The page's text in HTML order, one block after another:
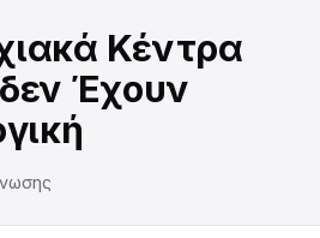
Κέντρα
Έχουν